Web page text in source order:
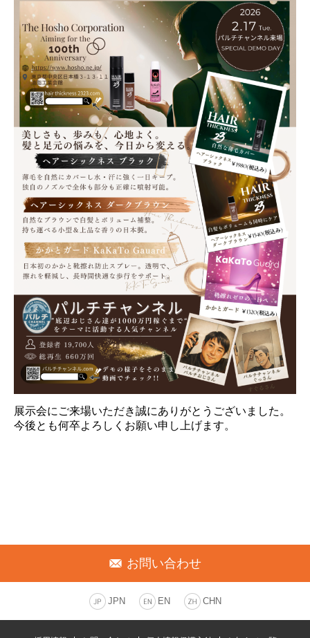
展示会にご来場いただき誠にありがとうございました。
今後とも何卒よろしくお願い申し上げます。
お問い合わせ
JPN EN CHN